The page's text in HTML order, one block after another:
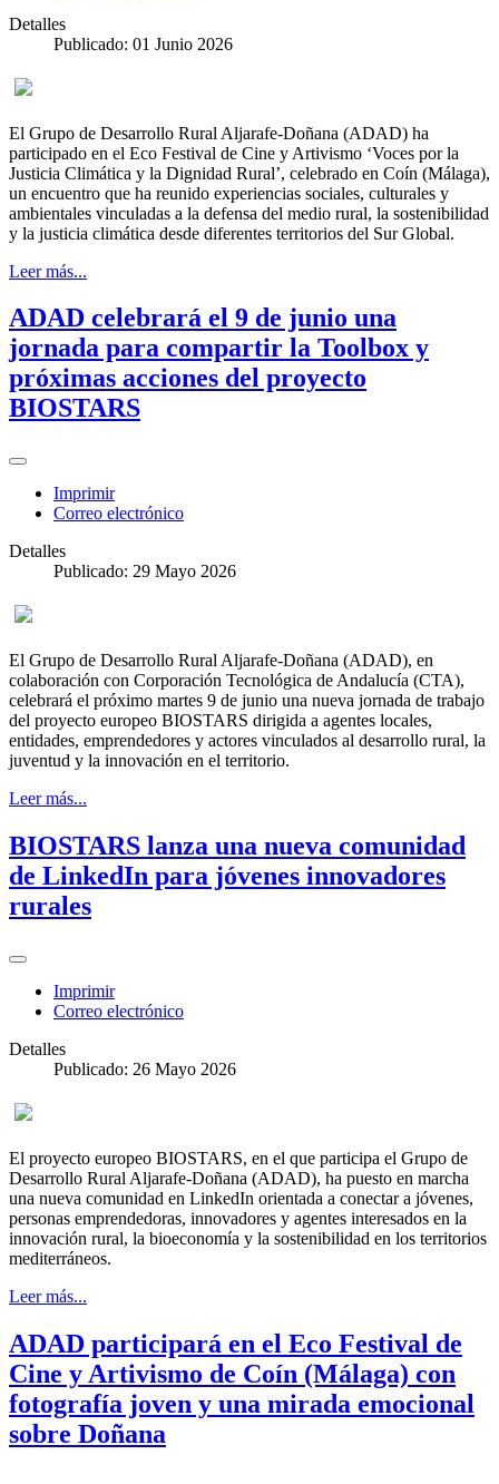
Detalles
Publicado: 01 Junio 2026
El Grupo de Desarrollo Rural Aljarafe-Doñana (ADAD) ha
participado en el Eco Festival de Cine y Artivismo ‘Voces por la
Justicia Climática y la Dignidad Rural’, celebrado en Coín (Málaga),
un encuentro que ha reunido experiencias sociales, culturales y
ambientales vinculadas a la defensa del medio rural, la sostenibilidad
y la justicia climática desde diferentes territorios del Sur Global.
Leer más...
ADAD celebrará el 9 de junio una
jornada para compartir la Toolbox y
próximas acciones del proyecto
BIOSTARS
Imprimir
Correo electrónico
Detalles
Publicado: 29 Mayo 2026
El Grupo de Desarrollo Rural Aljarafe-Doñana (ADAD), en
colaboración con Corporación Tecnológica de Andalucía (CTA),
celebrará el próximo martes 9 de junio una nueva jornada de trabajo
del proyecto europeo BIOSTARS dirigida a agentes locales,
entidades, emprendedores y actores vinculados al desarrollo rural, la
juventud y la innovación en el territorio.
Leer más...
BIOSTARS lanza una nueva comunidad
de LinkedIn para jóvenes innovadores
rurales
Imprimir
Correo electrónico
Detalles
Publicado: 26 Mayo 2026
El proyecto europeo BIOSTARS, en el que participa el Grupo de
Desarrollo Rural Aljarafe-Doñana (ADAD), ha puesto en marcha
una nueva comunidad en LinkedIn orientada a conectar a jóvenes,
personas emprendedoras, innovadores y agentes interesados en la
innovación rural, la bioeconomía y la sostenibilidad en los territorios
mediterráneos.
Leer más...
ADAD participará en el Eco Festival de
Cine y Artivismo de Coín (Málaga) con
fotografía joven y una mirada emocional
sobre Doñana